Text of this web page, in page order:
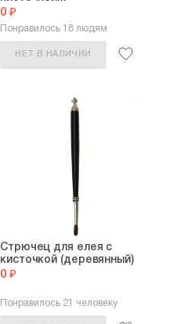
0 ₽
Понравилось 18 людям
НЕТ В НАЛИЧИИ
Стрючец для елея с
кисточкой (деревянный)
0 ₽
Понравилось 21 человеку